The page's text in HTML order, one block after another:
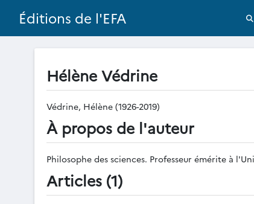
Éditions de l'EFA
Hélène Védrine
Védrine, Hélène (1926-2019)
À propos de l'auteur
Philosophe des sciences. Professeur émérite à
Articles (1)